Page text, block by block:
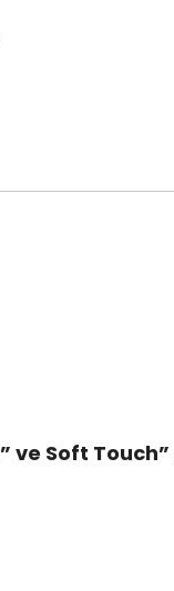
ve Soft